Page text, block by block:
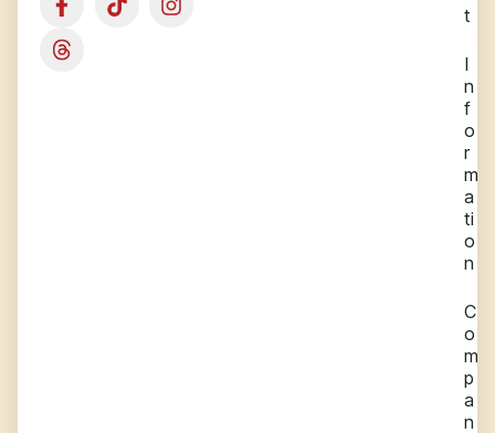
t
I
n
f
o
r
m
a
ti
o
n
C
o
m
p
a
n